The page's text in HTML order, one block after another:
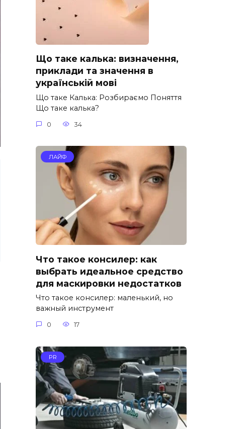
Що таке калька: визначення,
приклади та значення в
українській мові
Що таке Калька: Розбираємо Поняття
Що таке калька?
0 34
ЛАЙФ
Что такое консилер: как
выбрать идеальное средство
для маскировки недостатков
Что такое консилер: маленький, но
важный инструмент
0 17
PR